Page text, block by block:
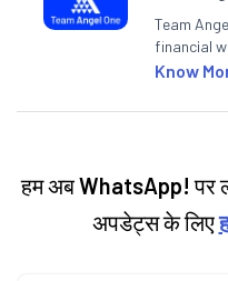
Team
financial
articles on
Know
हम अबWhatsApp! पर
अपडेट्स के लिए